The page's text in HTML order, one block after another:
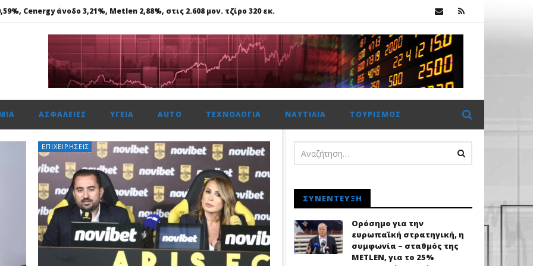
Cenergy άνοδο 3,21%, Metlen 2,88%, στις 2.608 μον. τζίρο 320 εκ.
ασφάλεια θέτει ως προτεραιότητα
Αποκτά το πρώτο Παρατηρητήριο Έργων
Cenergy άνοδο 3,21%, Metlen 2,88%, στις 2.608 μον. τζίρο 320 εκ.
ΑΣΦΆΛΕΙΕΣ ΥΓΕΊΑ AUTO ΤΕΧΝΟΛΟΓΊΑ ΝΑΥΤΙΛΊΑ ΤΟΥΡΙΣΜΌΣ
ΕΠΙΧΕΙΡΉΣΕΙΣ
ΣΥΝΈΝΤΕΥΞΗ
Ορόσημο για την
ευρωπαϊκή στρατηγική, η
συμφωνία – σταθμός της
METLEN, για το 25%